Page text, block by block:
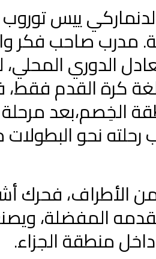
ييس توروب
مدرب صاحب فكر
الدوري المحلي،
كرة القدم
الخِصم،بعد
رحلته نحو
من الأطراف،
المفضلة،
منطقة الجزاء.